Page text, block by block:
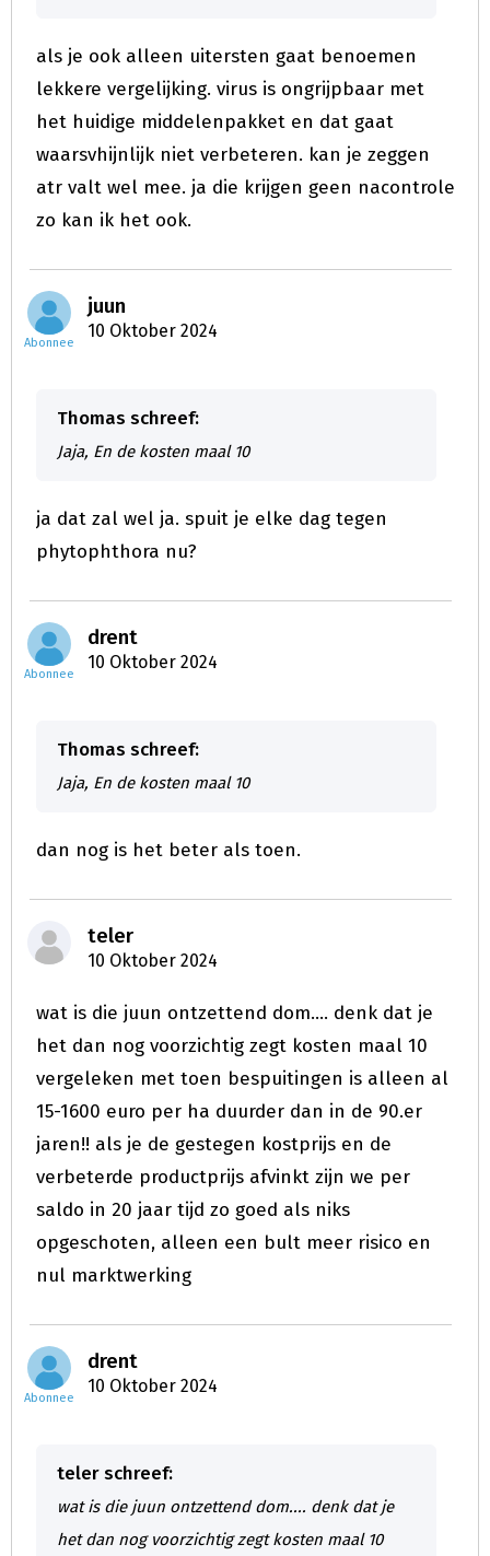
als je ook alleen uitersten gaat benoemen
lekkere vergelijking. virus is ongrijpbaar met
het huidige middelenpakket en dat gaat
waarsvhijnlijk niet verbeteren. kan je zeggen
atr valt wel mee. ja die krijgen geen nacontrole
zo kan ik het ook.
Abonnee
juun
10 Oktober 2024
Thomas schreef:
Jaja, En de kosten maal 10
ja dat zal wel ja. spuit je elke dag tegen
phytophthora nu?
Abonnee
drent
10 Oktober 2024
Thomas schreef:
Jaja, En de kosten maal 10
dan nog is het beter als toen.
teler
10 Oktober 2024
wat is die juun ontzettend dom.... denk dat je
het dan nog voorzichtig zegt kosten maal 10
vergeleken met toen bespuitingen is alleen al
15-1600 euro per ha duurder dan in de 90.er
jaren!! als je de gestegen kostprijs en de
verbeterde productprijs afvinkt zijn we per
saldo in 20 jaar tijd zo goed als niks
opgeschoten, alleen een bult meer risico en
nul marktwerking
Abonnee
drent
10 Oktober 2024
teler schreef:
wat is die juun ontzettend dom.... denk dat je
het dan nog voorzichtig zegt kosten maal 10